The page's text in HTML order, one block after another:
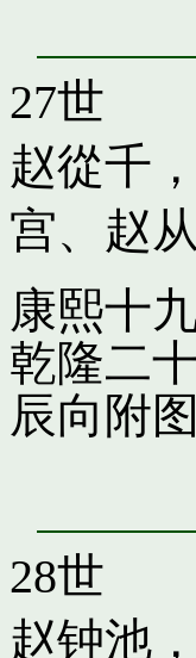
27世
赵從千
宫、 赵
康熙十
乾隆二
辰向附
28世
赵钟池